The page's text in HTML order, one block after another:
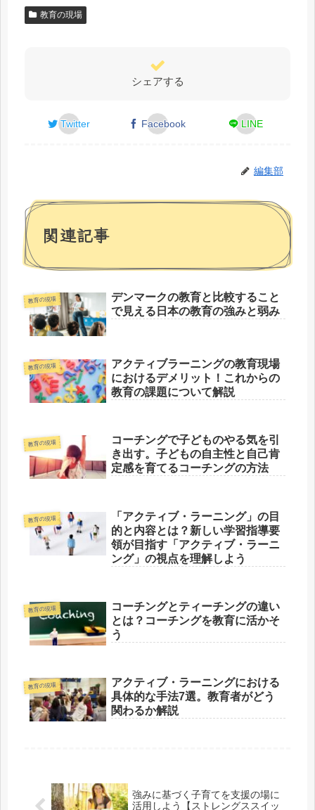
教育の現場
シェアする
Twitter Facebook LINE
編集部
関連記事
教育の現場
デンマークの教育と比較すること
で見える日本の教育の強みと弱み
教育の現場
アクティブラーニングの教育現場
におけるデメリット！これからの
教育の課題について解説
教育の現場
コーチングで子どものやる気を引
き出す。子どもの自主性と自己肯
定感を育てるコーチングの方法
教育の現場
「アクティブ・ラーニング」の目
的と内容とは？新しい学習指導要
領が目指す「アクティブ・ラーニ
ング」の視点を理解しよう
教育の現場
コーチングとティーチングの違い
とは？コーチングを教育に活かそ
う
教育の現場
アクティブ・ラーニングにおける
具体的な手法7選。教育者がどう
関わるか解説
強みに基づく子育てを支援の場に
活用しよう【ストレングススイッ